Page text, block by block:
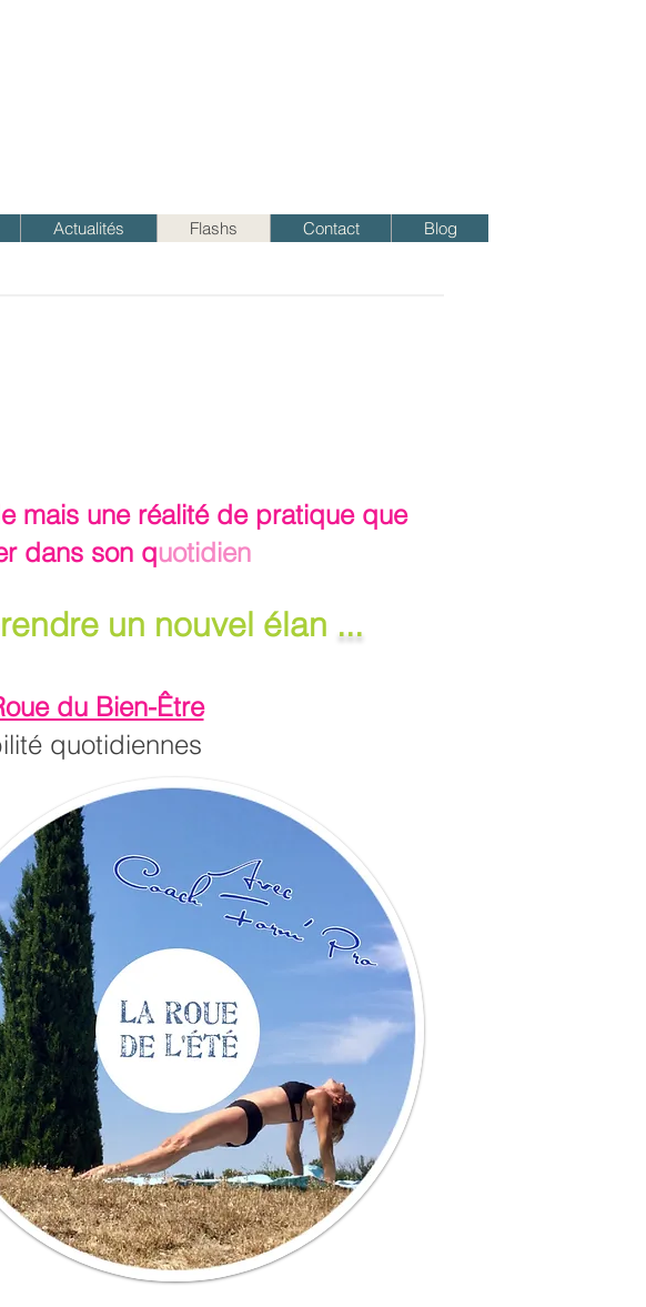
Actualités Flashs Contact Blog
mais une réalité de pratique que
dans son quotidien
un nouvel élan ...
du Bien-Être
quotidiennes